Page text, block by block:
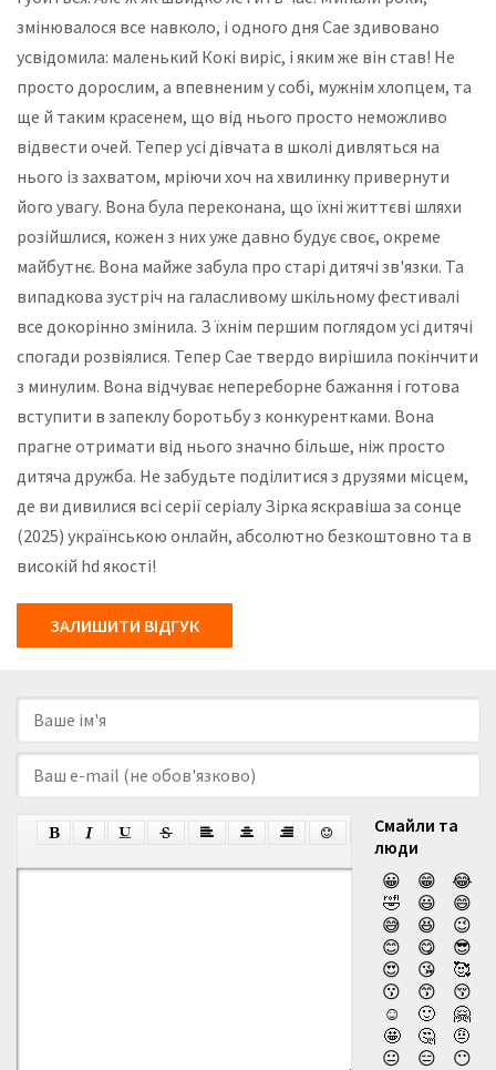
змінювалося все навколо, і одного дня Сае здивовано
усвідомила: маленький Кокі виріс, і яким же він став! Не
просто дорослим, а впевненим у собі, мужнім хлопцем, та
ще й таким красенем, що від нього просто неможливо
відвести очей. Тепер усі дівчата в школі дивляться на
нього із захватом, мріючи хоч на хвилинку привернути
його увагу. Вона була переконана, що їхні життєві шляхи
розійшлися, кожен з них уже давно будує своє, окреме
майбутнє. Вона майже забула про старі дитячі зв'язки. Та
випадкова зустріч на галасливому шкільному фестивалі
все докорінно змінила. З їхнім першим поглядом усі дитячі
спогади розвіялися. Тепер Сае твердо вирішила покінчити
з минулим. Вона відчуває непереборне бажання і готова
вступити в запеклу боротьбу з конкурентками. Вона
прагне отримати від нього значно більше, ніж просто
дитяча дружба. Не забудьте поділитися з друзями місцем,
де ви дивилися всі серії серіалу Зірка яскравіша за сонце
(2025) українською онлайн, абсолютно безкоштовно та в
високій hd якості!
ЗАЛИШИТИ ВІДГУК
Смайли та
люди
😀
😁
😂
🤣
😃
😄
😅
😆
😉
😊
😋
😎
😍
😘
🥰
😗
😙
😚
☺️
🙂
🤗
🤩
🤔
🤨
😐
😑
😶